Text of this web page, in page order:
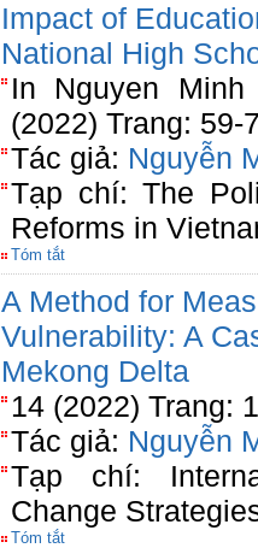
Impact of
National High
In Nguyen
(2022) Trang: 59-
Tác giả: Nguyễn
Tạp chí: The
Reforms in
Tóm tắt
A Method for
Vulnerability: A
Mekong Delta
14 (2022) Trang:
Tác giả: Nguyễn
Tạp chí:
Change
Tóm tắt